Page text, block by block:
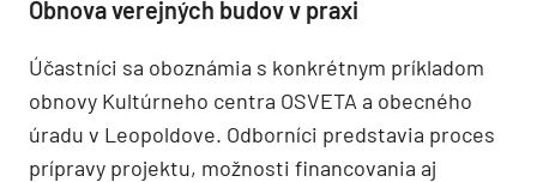
Obnova verejných budov v praxi
Účastníci sa oboznámia s konkrétnym príkladom
obnovy Kultúrneho centra OSVETA a obecného
úradu v Leopoldove. Odborníci predstavia proces
prípravy projektu, možnosti financovania aj